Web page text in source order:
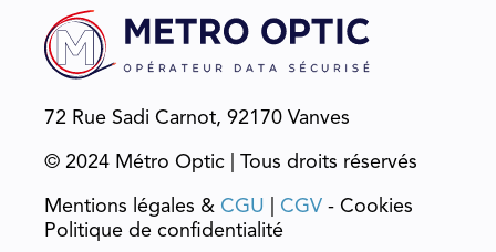
72 Rue Sadi Carnot, 92170 Vanves
© 2024 Métro Optic | Tous droits réservés
Mentions légales & CGU CGV - Cookies
Politique de confidentialité